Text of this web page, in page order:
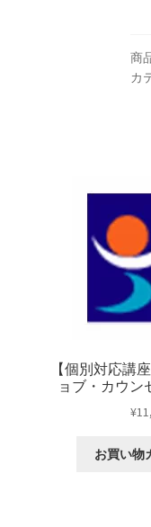
講
座
ョ
ブ・
ウ
ン
セ
ラ
認
定
料
商
カ
【個別対応講
ョブ・カウ
¥
お買い物